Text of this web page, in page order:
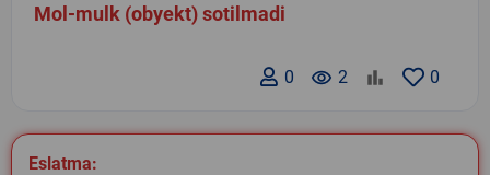
Mol-mulk (obyekt) sotilmadi
0
remove_red_eye 2
0
Eslatma: